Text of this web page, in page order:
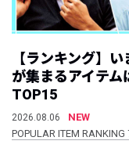
【ランキング】
が集まるアイテム
TOP15
2026.08.06
NEW
POPULAR ITEM